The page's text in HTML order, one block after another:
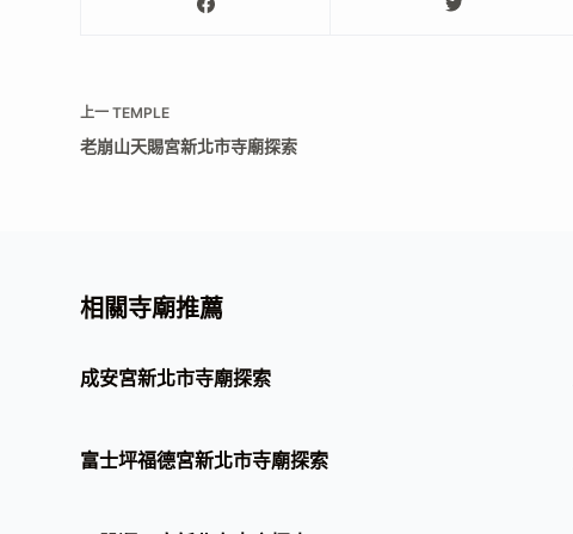
上一TEMPLE
老崩山天賜宮新北市寺廟探索
相關寺廟推薦
成安宮新北市寺廟探索
富士坪福德宮新北市寺廟探索